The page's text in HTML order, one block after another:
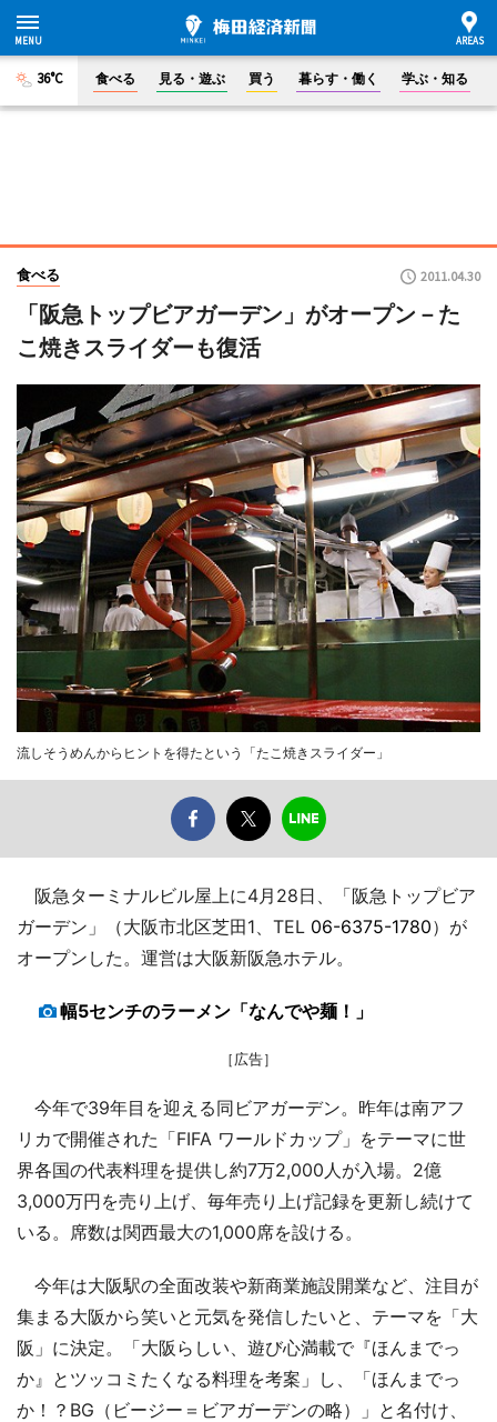
36°C 食べる 見る・遊ぶ 買う 暮らす・働く 学ぶ・知る
食べる 2011.04.30
「阪急トップビアガーデン」がオープン－た
こ焼きスライダーも復活
流しそうめんからヒントを得たという「たこ焼きスライダー」
阪急ターミナルビル屋上に4月28日、「阪急トップビア
ガーデン」（大阪市北区芝田1、TEL 06-6375-1780）が
オープンした。運営は大阪新阪急ホテル。
幅5センチのラーメン「なんでや麺！」
［広告］
今年で39年目を迎える同ビアガーデン。昨年は南アフ
リカで開催された「FIFA ワールドカップ」をテーマに世
界各国の代表料理を提供し約7万2,000人が入場。2億
3,000万円を売り上げ、毎年売り上げ記録を更新し続けて
いる。席数は関西最大の1,000席を設ける。
今年は大阪駅の全面改装や新商業施設開業など、注目が
集まる大阪から笑いと元気を発信したいと、テーマを「大
阪」に決定。「大阪らしい、遊び心満載で『ほんまでっ
か』とツッコミたくなる料理を考案」し、「ほんまでっ
か！？BG（ビージー＝ビアガーデンの略）」と名付け、